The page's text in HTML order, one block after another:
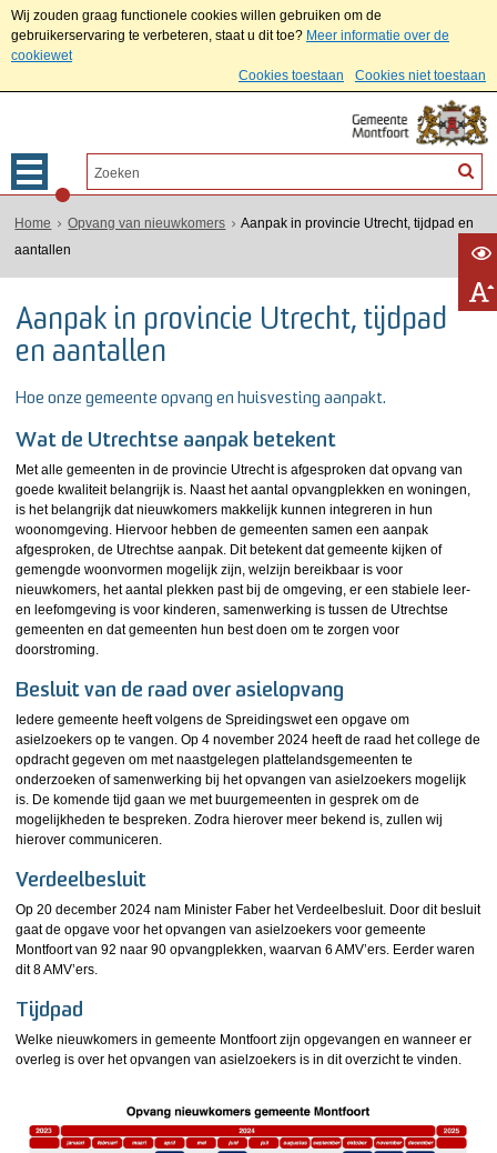
Wij zouden graag functionele cookies willen gebruiken om de
gebruikerservaring te verbeteren, staat u dit toe? Meer informatie over de
cookiewet
Cookies toestaan
Cookies niet toestaan
Home Opvang van nieuwkomers
Aanpak in provincie Utrecht, tijdpad en
aantallen
Aanpak in provincie Utrecht, tijdpad
en aantallen
Hoe onze gemeente opvang en huisvesting aanpakt.
Wat de Utrechtse aanpak betekent
Met alle gemeenten in de provincie Utrecht is afgesproken dat opvang van
goede kwaliteit belangrijk is. Naast het aantal opvangplekken en woningen,
is het belangrijk dat nieuwkomers makkelijk kunnen integreren in hun
woonomgeving. Hiervoor hebben de gemeenten samen een aanpak
afgesproken, de Utrechtse aanpak. Dit betekent dat gemeente kijken of
gemengde woonvormen mogelijk zijn, welzijn bereikbaar is voor
nieuwkomers, het aantal plekken past bij de omgeving, er een stabiele leer-
en leefomgeving is voor kinderen, samenwerking is tussen de Utrechtse
gemeenten en dat gemeenten hun best doen om te zorgen voor
doorstroming.
Besluit van de raad over asielopvang
Iedere gemeente heeft volgens de Spreidingswet een opgave om
asielzoekers op te vangen. Op 4 november 2024 heeft de raad het college de
opdracht gegeven om met naastgelegen plattelandsgemeenten te
onderzoeken of samenwerking bij het opvangen van asielzoekers mogelijk
is. De komende tijd gaan we met buurgemeenten in gesprek om de
mogelijkheden te bespreken. Zodra hierover meer bekend is, zullen wij
hierover communiceren.
Verdeelbesluit
Op 20 december 2024 nam Minister Faber het Verdeelbesluit. Door dit besluit
gaat de opgave voor het opvangen van asielzoekers voor gemeente
Montfoort van 92 naar 90 opvangplekken, waarvan 6 AMV’ers. Eerder waren
dit 8 AMV’ers.
Tijdpad
Welke nieuwkomers in gemeente Montfoort zijn opgevangen en wanneer er
overleg is over het opvangen van asielzoekers is in dit overzicht te vinden.